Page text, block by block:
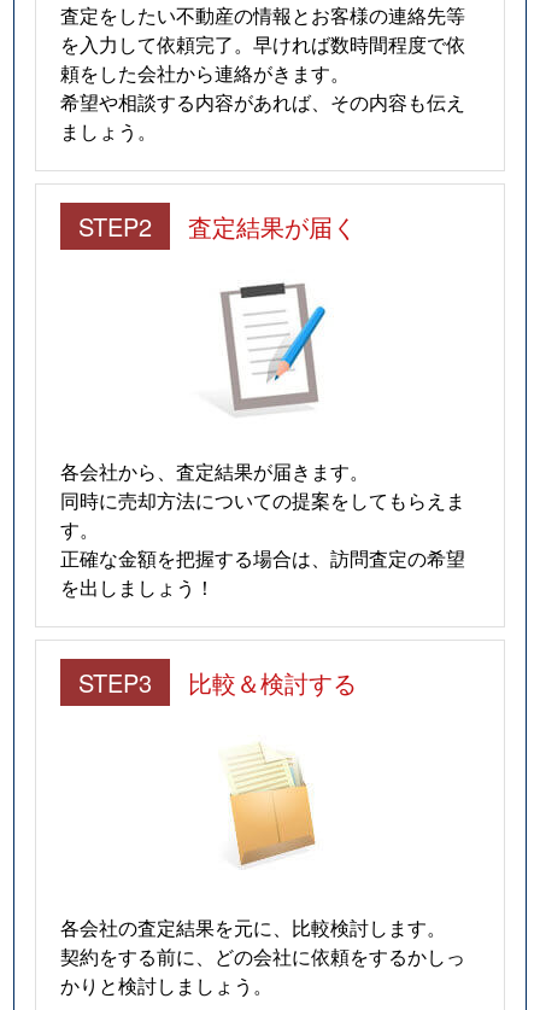
査定をしたい不動産の情報とお客様の連絡先等
を入力して依頼完了。早ければ数時間程度で依
頼をした会社から連絡がきます。
希望や相談する内容があれば、その内容も伝え
ましょう。
STEP2 査定結果が届く
各会社から、査定結果が届きます。
同時に売却方法についての提案をしてもらえま
す。
正確な金額を把握する場合は、訪問査定の希望
を出しましょう！
STEP3 比較＆検討する
各会社の査定結果を元に、比較検討します。
契約をする前に、どの会社に依頼をするかしっ
かりと検討しましょう。